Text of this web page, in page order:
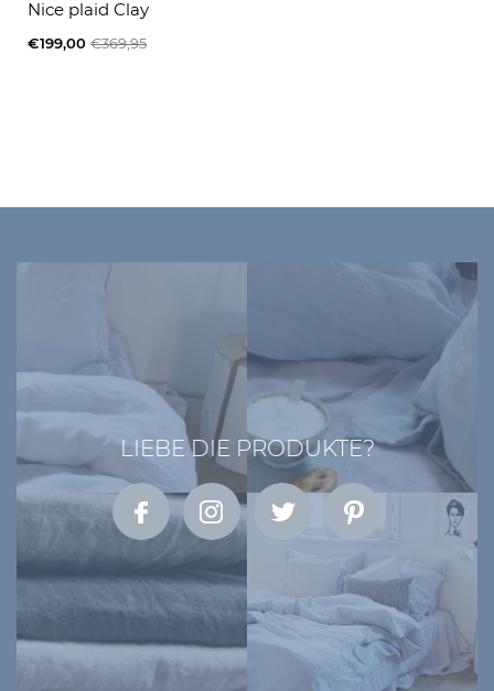
Nice plaid Clay
€199,00 €369,95
LIEBE DIE PRODUKTE?